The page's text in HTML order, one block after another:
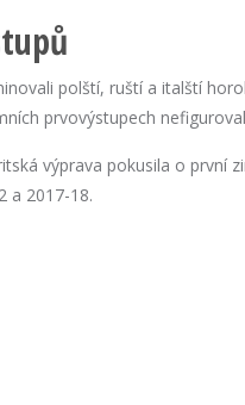
polští, ruští a italští
prvovýstupech
výprava pokusila o první
a 2017-18.